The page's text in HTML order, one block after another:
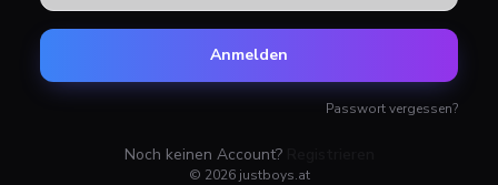
Anmelden
Passwort vergessen?
Noch keinen Account?
© 2026justboys.at